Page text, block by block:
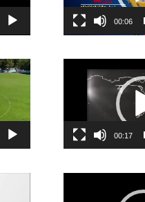
00:06
00:17
نمایشگر
ویدیو